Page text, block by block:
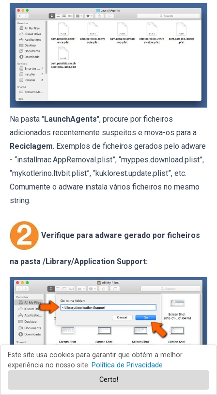
Na pasta "LaunchAgents", procure por ficheiros
adicionados recentemente suspeitos e mova-os para a
Reciclagem. Exemplos de ficheiros gerados pelo adware
- “installmac.AppRemoval.plist”, “myppes.download.plist”,
“mykotlerino.ltvbit.plist”, “kuklorest.update.plist”, etc.
Comumente o adware instala vários ficheiros no mesmo
string.
Verifique para adware gerado por ficheiros
na pasta /Library/Application Support:
Este site usa cookies para garantir que obtém a melhor
experiência no nosso site. Política de Privacidade
Certo!